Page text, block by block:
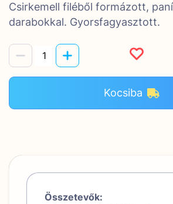
Csirkemell filéből formázott,
darabokkal. Gyorsfagyasztott.
Kocsiba
Összetevők: